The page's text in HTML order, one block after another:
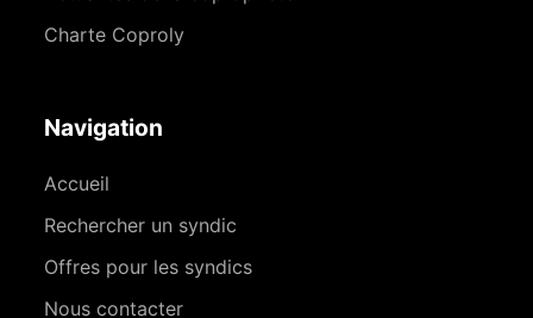
Charte Coproly
Navigation
Accueil
Rechercher un syndic
Offres pour les syndics
Nous contacter